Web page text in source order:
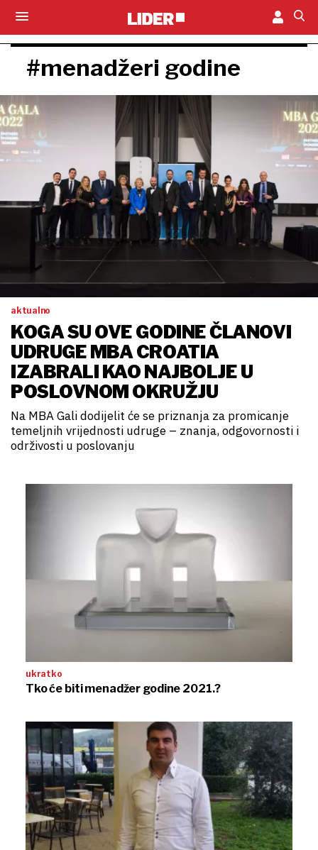
#menadžeri godine
aktualno
KOGA SU OVE GODINE ČLANOVI
UDRUGE MBA CROATIA
IZABRALI KAO NAJBOLJE U
POSLOVNOM OKRUŽJU
Na MBA Gali dodijelit će se priznanja za promicanje
temeljnih vrijednosti udruge – znanja, odgovornosti i
održivosti u poslovanju
ukratko
Tko će biti menadžer godine 2021.?